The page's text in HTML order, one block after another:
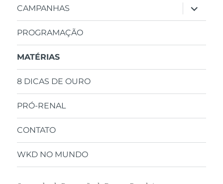
CAMPANHAS
expandir
PROGRAMAÇÃO
MATÉRIAS
8 DICAS DE OURO
PRÓ-RENAL
CONTATO
WKD NO MUNDO